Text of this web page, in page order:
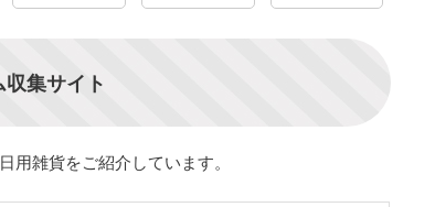
集サイト
雑貨をご紹介しています。